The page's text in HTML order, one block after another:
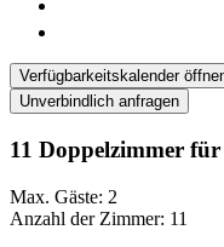
Verfügbarkeitskalender
Unverbindlich anfragen
11 Doppelzimmer für
Max. Gäste: 2
Anzahl der Zimmer: 11